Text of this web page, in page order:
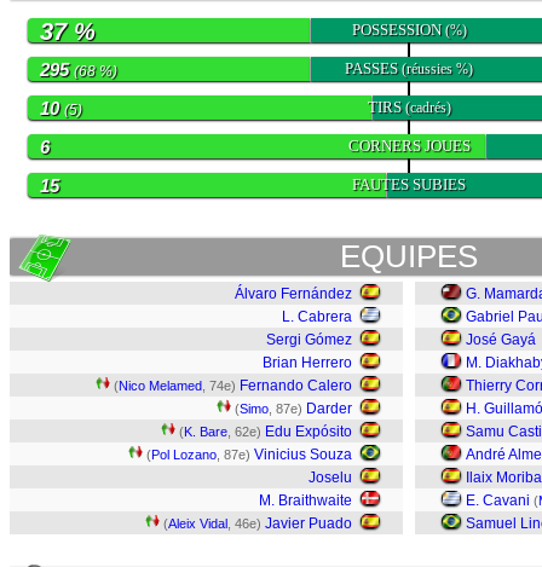
POSSESSION(%)
37 %
PASSES(réussies %)
295(68 %)
TIRS(cadrés)
10(5)
CORNERS JOUES
6
FAUTES SUBIES
15
EQUIPES
Álvaro Fernández
L. Cabrera
Sergi Gómez
Brian Herrero
(Nico Melamed , 74e) Fernando Calero
(Simo , 87e) Darder
(K. Bare , 62e) Edu Expósito
(Pol Lozano , 87e) Vinicius Souza
Joselu
M. Braithwaite
(Aleix Vidal , 46e) Javier Puado
G.
Gabriel
José Gayá
M.
Thierry
H.
Samu
André
Ilaix Moriba
E. Cavani (
Samuel